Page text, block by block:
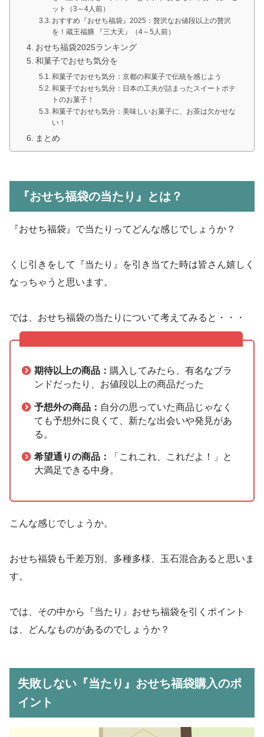
ット（3～4人前）
おすすめ『おせち福袋』2025：贅沢なお値段以上の贅沢
を！蔵王福膳 『三大天』（4～5人前）
おせち福袋2025ランキング
和菓子でおせち気分を
和菓子でおせち気分：京都の和菓子で伝統を感じよう
和菓子でおせち気分：日本の工夫が詰まったスイートポテ
トのお菓子！
和菓子でおせち気分：美味しいお菓子に、お茶は欠かせな
い！
まとめ
『おせち福袋の当たり』とは？
『おせち福袋』で当たりってどんな感じでしょうか？
くじ引きをして『当たり』を引き当てた時は皆さん嬉しく
なっちゃうと思います。
では、おせち福袋の当たりについて考えてみると・・・
期待以上の商品： 購入してみたら、有名なブラ
ンドだったり、お値段以上の商品だった
予想外の商品： 自分の思っていた商品じゃなく
ても予想外に良くて、新たな出会いや発見があ
る。
希望通りの商品：
「これこれ、これだよ！」と
大満足できる中身。
こんな感じでしょうか。
おせち福袋も千差万別、多種多様、玉石混合あると思いま
す。
では、その中から『当たり』おせち福袋を引くポイント
は、どんなものがあるのでしょうか？
失敗しない『当たり』おせち福袋購入のポ
イント